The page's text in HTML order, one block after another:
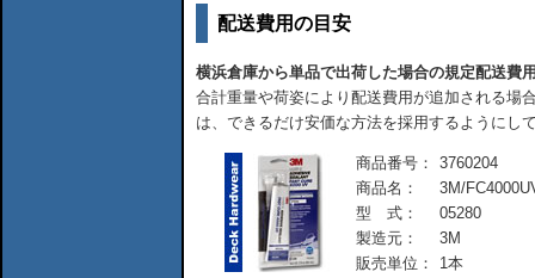
配送費用の目安
横浜倉庫から単品で出荷した場合の規定配送費
合計重量や荷姿により配送費用が追加される場
は、できるだけ安価な方法を採用するようにし
商品番号：
3760204
商品名：
3M/
型 式：
05280
製造元：
3M
販売単位：
1本